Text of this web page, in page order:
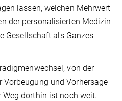
lassen, welchen Mehrwert
der personalisierten Medizin
Gesellschaft als Ganzes
von der
Vorbeugung und Vorhersage
Weg dorthin ist noch weit.